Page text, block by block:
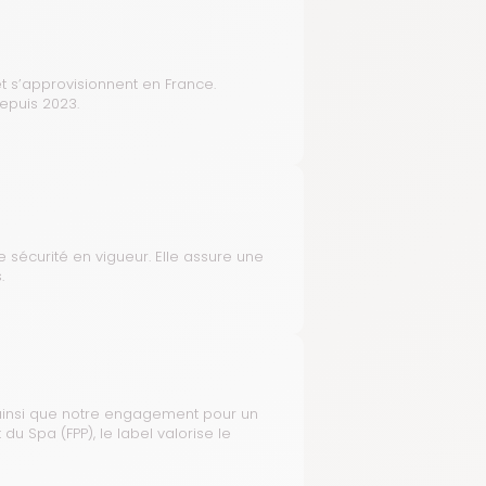
en France.
2023.
en vigueur. Elle assure une
que notre engagement pour un
Spa (FPP), le label valorise le